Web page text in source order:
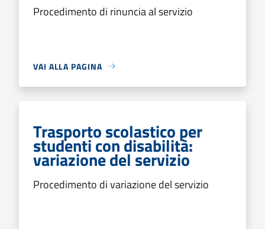
Procedimento di rinuncia al servizio
VAI ALLA PAGINA
Trasporto scolastico per
studenti con disabilità:
variazione del servizio
Procedimento di variazione del servizio